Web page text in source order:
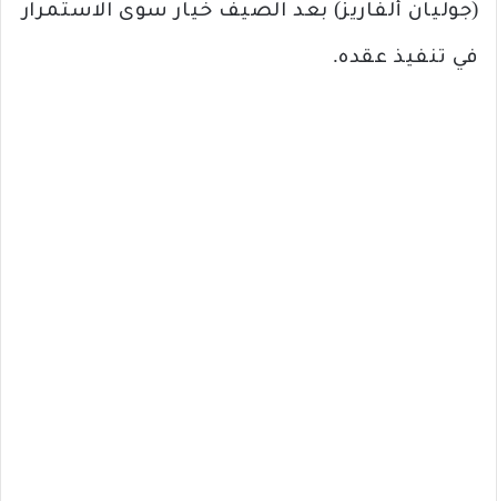
(جوليان ألفاريز) بعد الصيف خيار سوى الاستمرار
في تنفيذ عقده.